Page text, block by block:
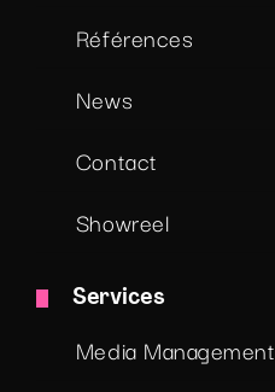
Références
News
Contact
Showreel
Services
Media Management